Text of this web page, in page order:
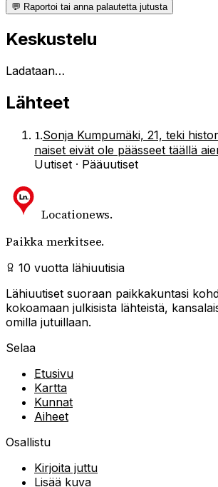
💬 Raportoi tai anna palautetta jutusta
Keskustelu
Ladataan…
Lähteet
1.Sonja Kumpumäki, 21, teki
naiset eivät ole päässeet täällä
Uutiset · Pääuutiset
Locationews.
Paikka merkitsee.
10 vuotta lähiuutisia
Lähiuutiset suoraan paikkakuntasi
kokoamaan julkisista lähteistä,
omilla jutuillaan.
Selaa
Etusivu
Kartta
Kunnat
Aiheet
Osallistu
Kirjoita juttu
Lisää kuva